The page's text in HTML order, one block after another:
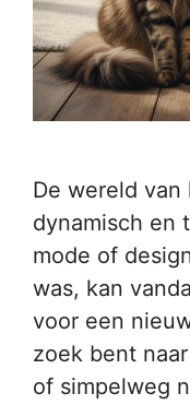
De wereld
dynamisch en
mode of
was, kan
voor een
zoek bent
of simpelweg